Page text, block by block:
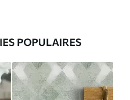
POPULAIRES